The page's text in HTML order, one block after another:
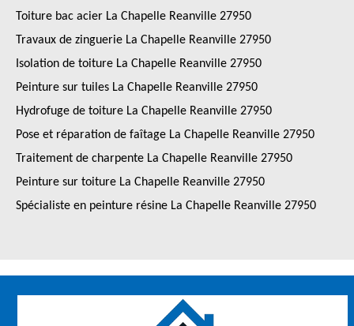
Toiture bac acier La Chapelle Reanville 27950
Travaux de zinguerie La Chapelle Reanville 27950
Isolation de toiture La Chapelle Reanville 27950
Peinture sur tuiles La Chapelle Reanville 27950
Hydrofuge de toiture La Chapelle Reanville 27950
Pose et réparation de faîtage La Chapelle Reanville 27950
Traitement de charpente La Chapelle Reanville 27950
Peinture sur toiture La Chapelle Reanville 27950
Spécialiste en peinture résine La Chapelle Reanville 27950